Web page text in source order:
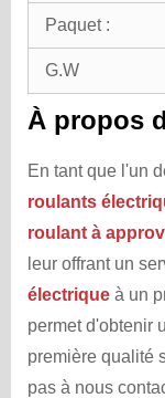
Paquet :
G.W
À propos
En tant que l'un
roulants
roulant à
leur offrant un
électrique à un
permet d'obtenir
première qualité
pas à nous